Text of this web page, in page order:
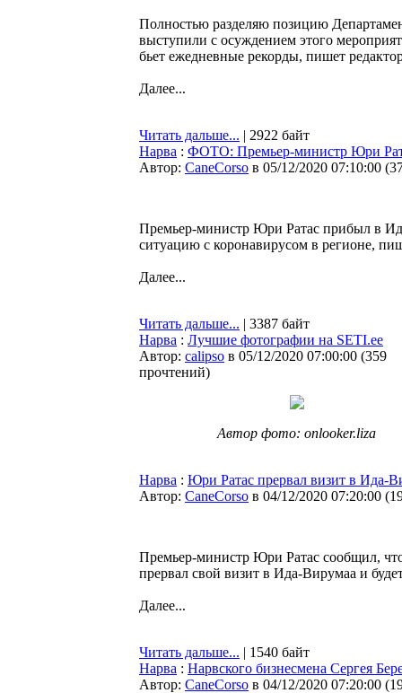
Полностью разделяю позицию
выступили с осуждением этого
бьет ежедневные рекорды, пишет
Далее...
Читать дальше... | 2922 байт
Нарва : ФОТО: Премьер-министр Юри
Автор: CaneCorso в 05/12/2020 07:10:00 (
Премьер-министр Юри Ратас прибыл в
ситуацию с коронавирусом в регионе,
Далее...
Читать дальше... | 3387 байт
Нарва : Лучшие фотографии на SETI.ee
Автор: calipso в 05/12/2020 07:00:00 (359
прочтений)
Автор фото: onlooker.liza
Нарва : Юри Ратас прервал визит в Ида-
Автор: CaneCorso в 04/12/2020 07:20:00 (
Премьер-министр Юри Ратас сообщил,
прервал свой визит в Ида-Вирумаа и
Далее...
Читать дальше... | 1540 байт
Нарва : Нарвского бизнесмена Сергея
Автор: CaneCorso в 04/12/2020 07:20:00 (